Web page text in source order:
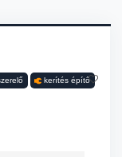
kerítés építő